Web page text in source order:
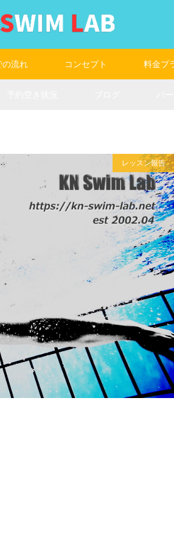
の流れ コンセプト 料金プ
レッスン報告